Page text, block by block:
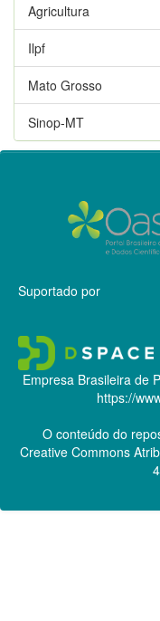
Agricultura
Ilpf
Mato Grosso
Sinop-MT
Suportado por
Empresa Brasileira de
https://
O conteúdo do
Creative Commons